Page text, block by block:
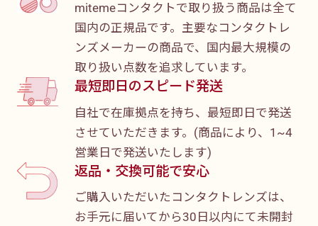
mitemeコンタクトで取り扱う商品は全て
国内の正規品です。主要なコンタクトレ
ンズメーカーの商品で、国内最大規模の
取り扱い点数を追求しています。
最短即日のスピード発送
自社で在庫拠点を持ち、最短即日で発送
させていただきます。(商品により、1~4
営業日で発送いたします)
返品・交換可能で安心
ご購入いただいたコンタクトレンズは、
お手元に届いてから30日以内にて未開封